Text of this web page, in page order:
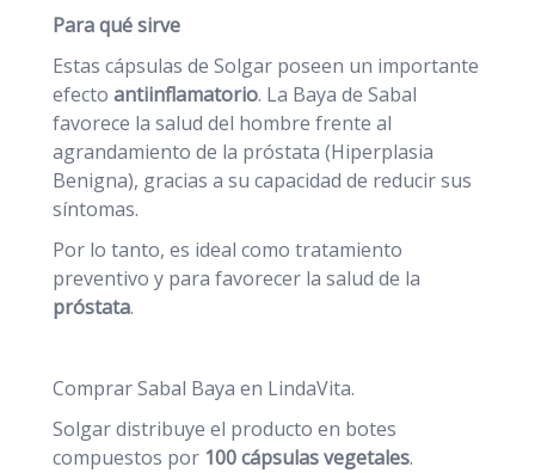
Para qué sirve
Estas cápsulas de Solgar poseen un importante
efecto antiinflamatorio. La Baya de Sabal
favorece la salud del hombre frente al
agrandamiento de la próstata (Hiperplasia
Benigna), gracias a su capacidad de reducir sus
síntomas.
Por lo tanto, es ideal como tratamiento
preventivo y para favorecer la salud de la
próstata.
Comprar Sabal Baya en LindaVita.
Solgar distribuye el producto en botes
compuestos por 100 cápsulas vegetales.